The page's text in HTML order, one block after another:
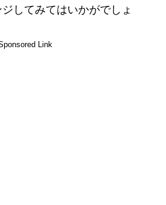
してみてはいかがでしょ
Link